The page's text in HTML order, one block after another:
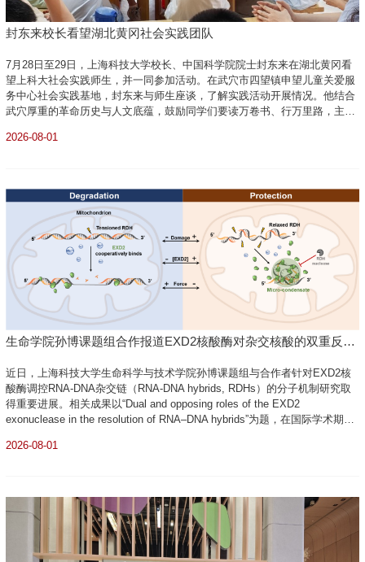
封东来校长看望湖北黄冈社会实践团队
7月28日至29日，上海科技大学校长、中国科学院院士封东来在湖北黄冈看
望上科大社会实践师生，并一同参加活动。在武穴市四望镇申望儿童关爱服
务中心社会实践基地，封东来与师生座谈，了解实践活动开展情况。他结合
武穴厚重的革命历史与人文底蕴，鼓励同学们要读万卷书、行万里路，主动
点，深入了解国家发展现状。申望儿童关爱服务中心是由武穴乡贤和爱心人
2026-08-01
生命学院孙博课题组合作报道EXD2核酸酶对杂交核酸的双重反向
近日，上海科技大学生命科学与技术学院孙博课题组与合作者针对EXD2核
酸酶调控RNA-DNA杂交链（RNA-DNA hybrids, RDHs）的分子机制研究取
得重要进展。相关成果以“Dual and opposing roles of the EXD2
exonuclease in the resolution of RNA–DNA hybrids”为题，在国际学术期刊
理RDHs时表现出一种“兼职（moonlighting）”酶的特性，能够在“降解”和“保
2026-08-01